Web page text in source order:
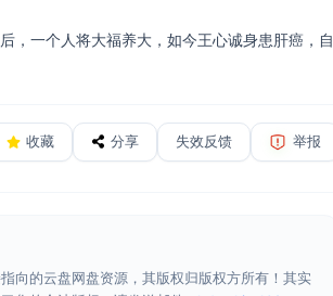
，一个人将大福养大，如今王心诚身患肝癌，自
收藏 分享 失效反馈 举报
向的云盘网盘资源，其版权归版权方所有！其实